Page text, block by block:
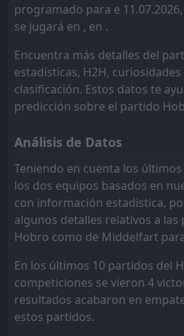
FT
12:00
Hobro
FT
12:30
13Feb
Middelfart
Vysočina Jihlava
08Feb
Middelfart
Corvinul
13:00
31 Jan
Middelfart
Esbjerg
FT
11:00
Silkeborg
Middelfart
15:00
03 Sep
Silkeborg
FT
05Aug
OKS
Middelfart
programado para e
se jugará en , en .
Encuentra más detalles del
estadísticas, H2H,
clasificación. Estos datos te
predicción sobre el partido
Análisis de Datos
Teniendo en cuenta los
los dos equipos basados en
con información estadística,
algunos detalles relativos a
Hobro como de Middelfart
En los últimos 10 partidos del
competiciones se vieron 4
resultados acabaron en
estos partidos.